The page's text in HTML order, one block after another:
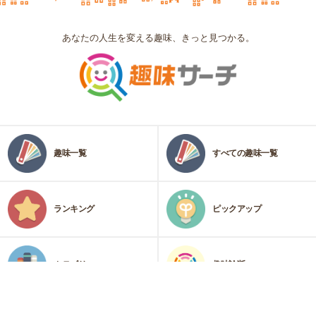
あなたの人生を変える趣味、きっと見つかる。
趣味一覧 すべての趣味一覧
ランキング ピックアップ
カテゴリ 趣味診断